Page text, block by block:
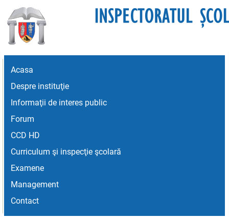
Acasa
Despre instituţie
Informaţii de interes public
Forum
CCD HD
Curriculum şi inspecţie şcolară
Examene
Management
Contact